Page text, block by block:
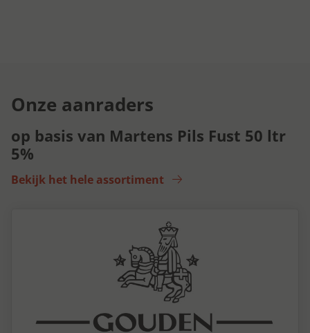
Onze aanraders
op basis van Martens Pils Fust 50 ltr
5%
Bekijk het hele assortiment